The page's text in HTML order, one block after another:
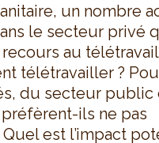
un nombre
le secteur privé
au
télétravailler ?
du secteur public
ils ne pas
est l’impact